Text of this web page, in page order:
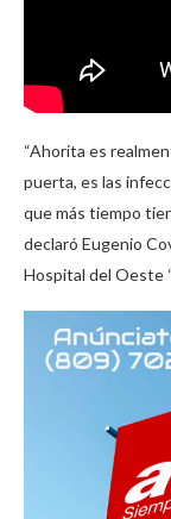
“Ahorita es
puerta, es las
que más tiempo
declaró Eugenio
Hospital del Oeste